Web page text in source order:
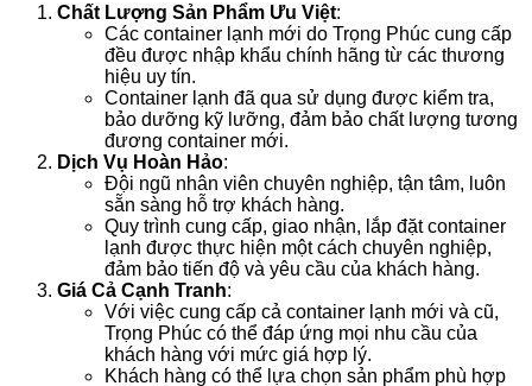
Chất Lượng Sản Phẩm Ưu Việt:
Các container lạnh mới do Trọng Phúc cung cấp
đều được nhập khẩu chính hãng từ các thương
hiệu uy tín.
Container lạnh đã qua sử dụng được kiểm tra,
bảo dưỡng kỹ lưỡng, đảm bảo chất lượng tương
đương container mới.
Dịch Vụ Hoàn Hảo:
Đội ngũ nhân viên chuyên nghiệp, tận tâm, luôn
sẵn sàng hỗ trợ khách hàng.
Quy trình cung cấp, giao nhận, lắp đặt container
lạnh được thực hiện một cách chuyên nghiệp,
đảm bảo tiến độ và yêu cầu của khách hàng.
Giá Cả Cạnh Tranh:
Với việc cung cấp cả container lạnh mới và cũ,
Trọng Phúc có thể đáp ứng mọi nhu cầu của
khách hàng với mức giá hợp lý.
Khách hàng có thể lựa chọn sản phẩm phù hợp